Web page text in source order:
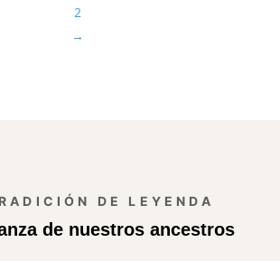
2
→
DE LEYENDA
de nuestros ancestros